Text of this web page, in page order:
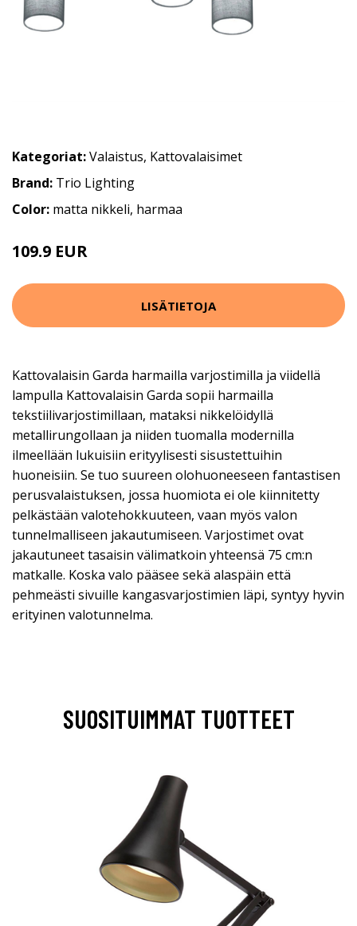
Kategoriat:Valaistus, Kattovalaisimet
Brand: Trio Lighting
Color: matta nikkeli, harmaa
109.9 EUR
LISÄTIETOJA
Kattovalaisin Garda harmailla varjostimilla ja viidellä
lampulla Kattovalaisin Garda sopii harmailla
tekstiilivarjostimillaan, mataksi nikkelöidyllä
metallirungollaan ja niiden tuomalla modernilla
ilmeellään lukuisiin erityylisesti sisustettuihin
huoneisiin. Se tuo suureen olohuoneeseen fantastisen
perusvalaistuksen, jossa huomiota ei ole kiinnitetty
pelkästään valotehokkuuteen, vaan myös valon
tunnelmalliseen jakautumiseen. Varjostimet ovat
jakautuneet tasaisin välimatkoin yhteensä 75 cm:n
matkalle. Koska valo pääsee sekä alaspäin että
pehmeästi sivuille kangasvarjostimien läpi, syntyy hyvin
erityinen valotunnelma.
SUOSITUIMMAT TUOTTEET